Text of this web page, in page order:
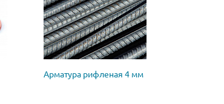
Арматура рифленая 4 мм